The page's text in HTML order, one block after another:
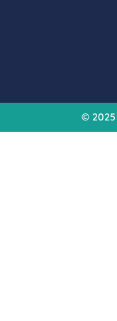
© 2025